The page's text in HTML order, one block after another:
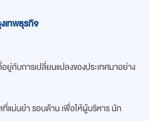
เทพธุรกิจ
ยู่กับการเปลี่ยนแปลงของประเทศมาอย่าง
แม่นยำ รอบด้าน เพื่อให้ผู้บริหาร นัก